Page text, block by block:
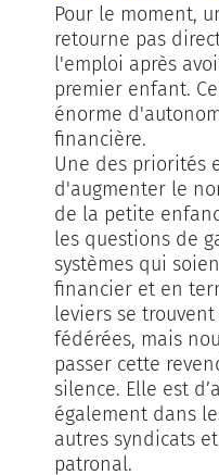
Pour le moment,
retourne pas
l'emploi après
premier enfant.
énorme
financière.
Une des priorités
d'augmenter le
de la petite
les questions de
systèmes qui
financier et en
leviers se
fédérées, mais
passer cette
silence. Elle est
également dans
autres syndicats
patronal.